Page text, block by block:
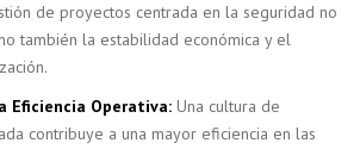
de proyectos centrada en la seguridad no
también la estabilidad económica y el
Eficiencia Operativa: Una cultura de
contribuye a una mayor eficiencia en las